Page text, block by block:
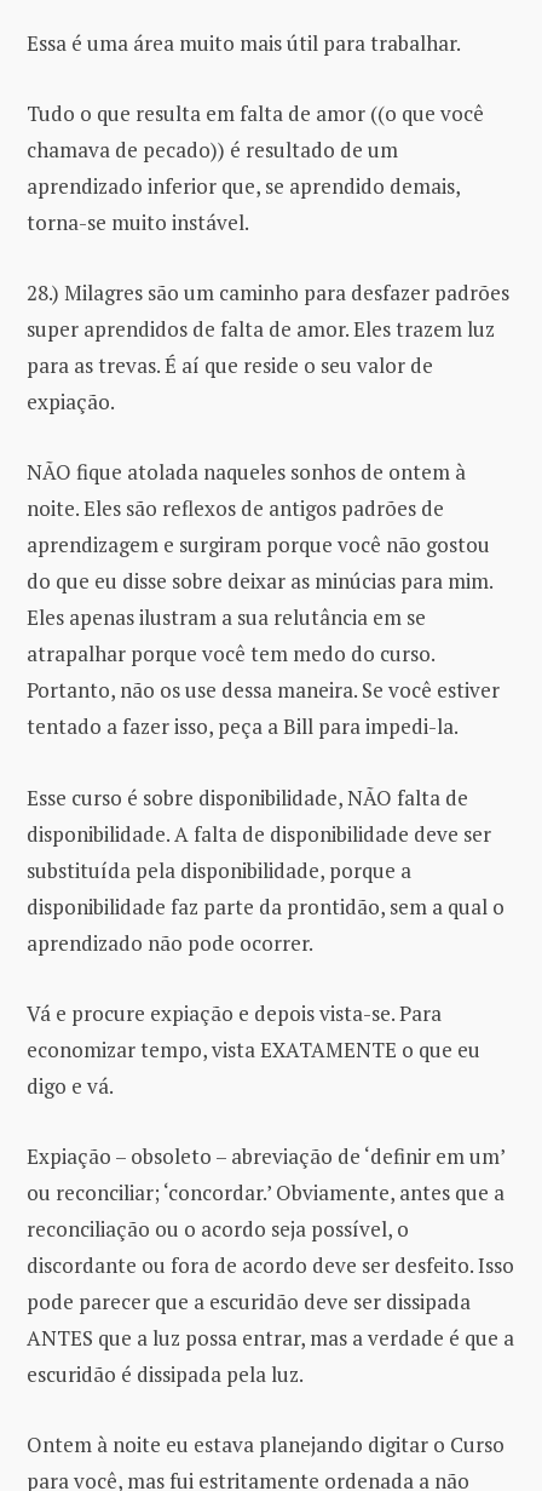
Essa é uma área muito mais útil para trabalhar.
Tudo o que resulta em falta de amor ((o que você
chamava de pecado)) é resultado de um
aprendizado inferior que, se aprendido demais,
torna-se muito instável.
28.) Milagres são um caminho para desfazer padrões
super aprendidos de falta de amor. Eles trazem luz
para as trevas. É aí que reside o seu valor de
expiação.
NÃO fique atolada naqueles sonhos de ontem à
noite. Eles são reflexos de antigos padrões de
aprendizagem e surgiram porque você não gostou
do que eu disse sobre deixar as minúcias para mim.
Eles apenas ilustram a sua relutância em se
atrapalhar porque você tem medo do curso.
Portanto, não os use dessa maneira. Se você estiver
tentado a fazer isso, peça a Bill para impedi-la.
Esse curso é sobre disponibilidade, NÃO falta de
disponibilidade. A falta de disponibilidade deve ser
substituída pela disponibilidade, porque a
disponibilidade faz parte da prontidão, sem a qual o
aprendizado não pode ocorrer.
Vá e procure expiação e depois vista-se. Para
economizar tempo, vista EXATAMENTE o que eu
digo e vá.
Expiação – obsoleto – abreviação de ‘definir em um’
ou reconciliar; ‘concordar.’ Obviamente, antes que a
reconciliação ou o acordo seja possível, o
discordante ou fora de acordo deve ser desfeito. Isso
pode parecer que a escuridão deve ser dissipada
ANTES que a luz possa entrar, mas a verdade é que a
escuridão é dissipada pela luz.
Ontem à noite eu estava planejando digitar o Curso
para você, mas fui estritamente ordenada a não